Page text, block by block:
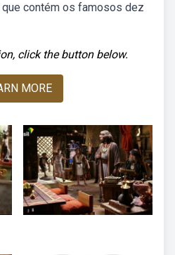
contém os famosos dez
click the button below.
MORE